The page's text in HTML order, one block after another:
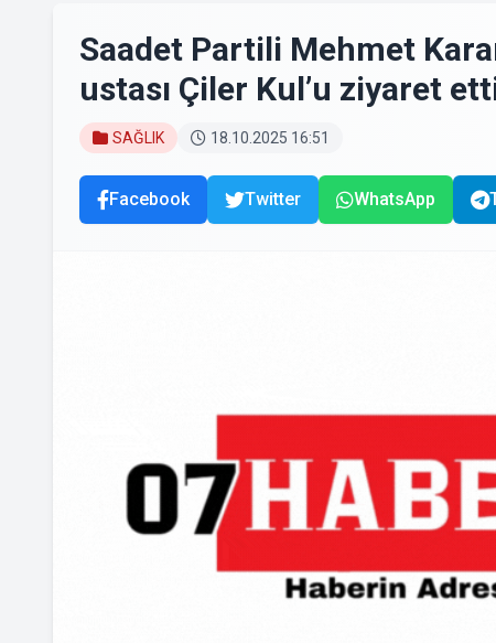
Saadet Partili Mehmet
ustası Çiler Kul’u ziyaret
SAĞLIK 18.10.2025 16:51
Facebook Twitter WhatsApp